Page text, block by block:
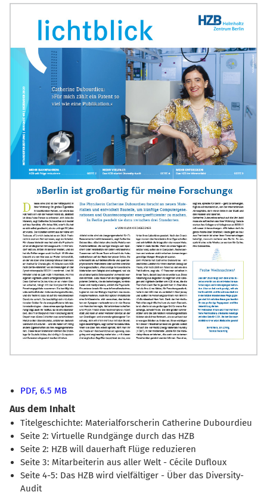
PDF, 6.5 MB
Aus dem Inhalt
Titelgeschichte: Materialforscherin Catherine Dubourdieu
Seite 2: Virtuelle Rundgänge durch das HZB
Seite 2: HZB will dauerhaft Flüge reduzieren
Seite 3: Mitarbeiterin aus aller Welt - Cécile Dufloux
Seite 4-5: Das HZB wird vielfältiger - Über das Diversity-
Audit